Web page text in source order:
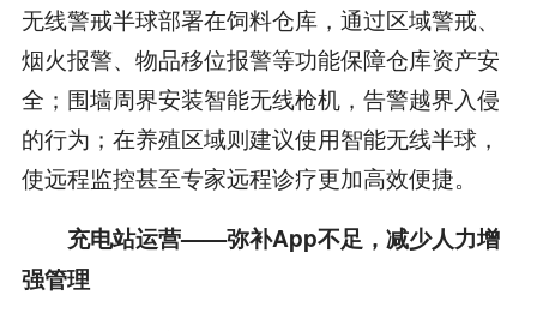
无线警戒半球部署在饲料仓库，通过区域警戒、
烟火报警、物品移位报警等功能保障仓库资产安
全；围墙周界安装智能无线枪机，告警越界入侵
的行为；在养殖区域则建议使用智能无线半球，
使远程监控甚至专家远程诊疗更加高效便捷。
充电站运营——弥补App不足，减少人力增
强管理